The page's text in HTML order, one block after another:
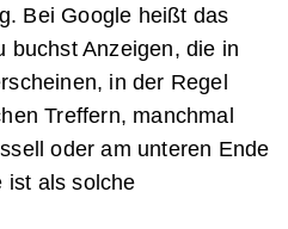
Bei Google heißt das
buchst Anzeigen, die in
in der Regel
Treffern, manchmal
oder am unteren Ende
ist als solche